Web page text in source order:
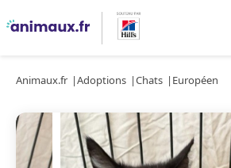
Animaux.fr Adoptions Chats Européen